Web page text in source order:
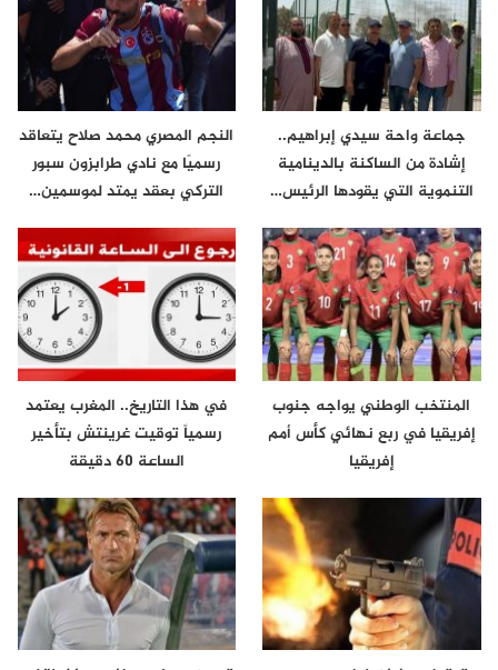
جماعة واحة سيدي إبراهيم..
إشادة من الساكنة بالدينامية
التنموية التي يقودها الرئيس…
النجم المصري محمد صلاح يتعاقد
رسميًا مع نادي طرابزون سبور
التركي بعقد يمتد لموسمين…
المنتخب الوطني يواجه جنوب
إفريقيا في ربع نهائي كأس أمم
إفريقيا
في هذا التاريخ.. المغرب يعتمد
رسمياً توقيت غرينتش بتأخير
الساعة 60 دقيقة